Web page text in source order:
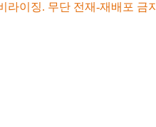
이징. 무단 전재-재배포 금지